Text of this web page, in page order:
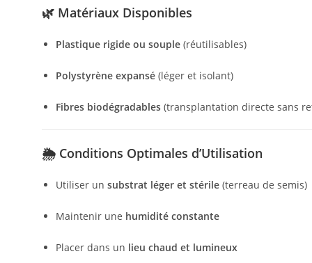
🌿 Matériaux Disponibles
Plastique rigide ou souple (réutilisables)
Polystyrène expansé (léger et isolant)
Fibres biodégradables (transplantation directe sans
🌦️ Conditions Optimales d’Utilisation
Utiliser un substrat léger et stérile (terreau de semis)
Maintenir une humidité constante
Placer dans un lieu chaud et lumineux